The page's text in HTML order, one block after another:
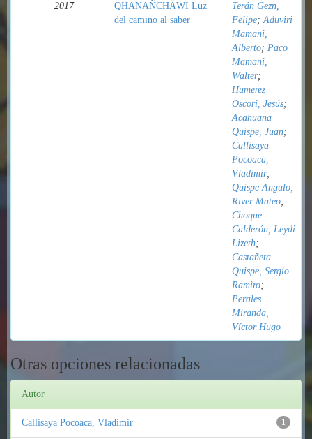
2017
QHANAÑCHÄWI Luz
del camino al saber
Terán Gezn,
Felipe;Aduviri
Mamani,
Alberto; Paco
Mamani,
Walter;
Humerez
Oscori, Jesús;
Acahuana
Quispe, Juan;
Callisaya
Pocoaca,
Vladimir;
Quispe Angulo,
River Mateo;
Choque
Calderón, Leydi
Lizeth;
Castañeta
Quispe, Sergio
Ramiro;
Perales
Miranda,
Víctor Hugo
Otras opciones relacionadas
Autor
1
Callisaya Pocoaca, Vladimir